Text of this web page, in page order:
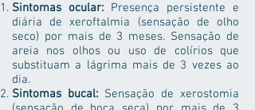
Sintomas ocular: Presença persistente e
diária de xeroftalmia (sensação de olho
seco) por mais de 3 meses. Sensação de
areia nos olhos ou uso de colírios que
substituam a lágrima mais de 3 vezes ao
dia.
Sintomas bucal: Sensação de xerostomia